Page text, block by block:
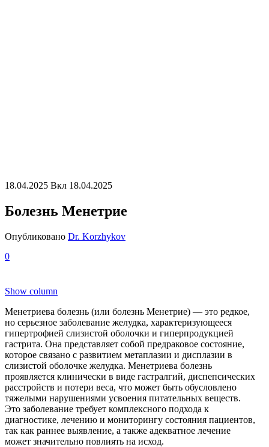
18.04.2025 Вкл 18.04.2025
Болезнь Менетрие
Опубликовано Dr. Korzhykov
0
Show column
Менетриева болезнь (или болезнь Менетрие) — это редкое,
но серьезное заболевание желудка, характеризующееся
гипертрофией слизистой оболочки и гиперпродукцией
гастрита. Она представляет собой предраковое состояние,
которое связано с развитием метаплазии и дисплазии в
слизистой оболочке желудка. Менетриева болезнь
проявляется клинически в виде гастралгий, диспепсических
расстройств и потери веса, что может быть обусловлено
тяжелыми нарушениями усвоения питательных веществ.
Это заболевание требует комплексного подхода к
диагностике, лечению и мониторингу состояния пациентов,
так как раннее выявление, а также адекватное лечение
может значительно повлиять на исход.